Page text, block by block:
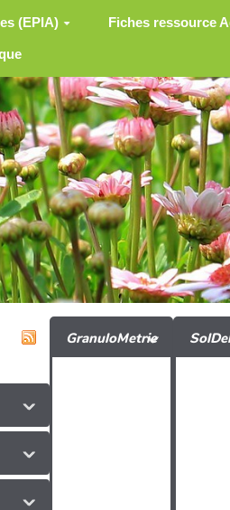
(EPIA) Fiches ressource
GranuloMetrie